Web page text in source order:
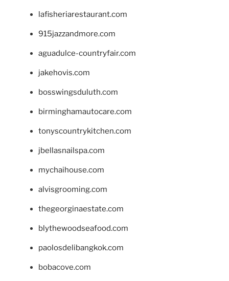
lafisheriarestaurant.com
915jazzandmore.com
aguadulce-countryfair.com
jakehovis.com
bosswingsduluth.com
birminghamautocare.com
tonyscountrykitchen.com
jbellasnailspa.com
mychaihouse.com
alvisgrooming.com
thegeorginaestate.com
blythewoodseafood.com
paolosdelibangkok.com
bobacove.com